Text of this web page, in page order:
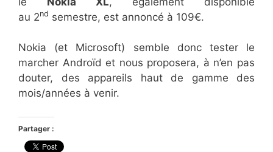
au 2nd semestre, est annoncé à 109€.
Nokia (et Microsoft) semble donc tester le
marcher Androïd et nous proposera, à n’en pas
douter, des appareils haut de gamme des
mois/années à venir.
Partager :